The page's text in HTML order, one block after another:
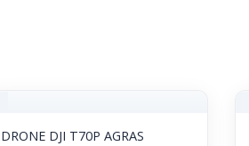
DRONE DJI T70P AGRAS